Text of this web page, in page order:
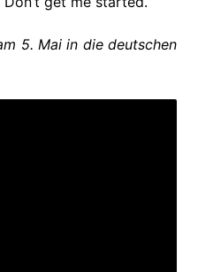
5. Mai in die deutschen